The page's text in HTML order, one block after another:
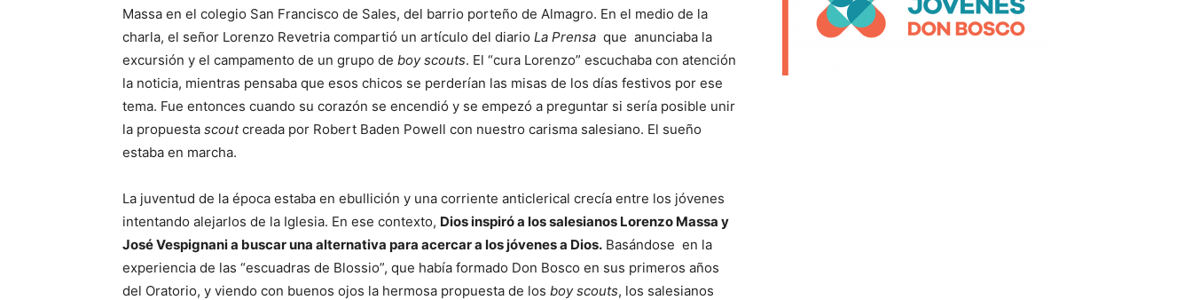
Massa en el colegio San Francisco de Sales, del barrio porteño de Almagro. En el medio de la
charla, el señor Lorenzo Revetria compartió un artículo del diario La Prensa que anunciaba la
excursión y el campamento de un grupo de boy scouts. El “cura Lorenzo” escuchaba con atención
la noticia, mientras pensaba que esos chicos se perderían las misas de los días festivos por ese
tema. Fue entonces cuando su corazón se encendió y se empezó a preguntar si sería posible unir
la propuesta scoutcreada por Robert Baden Powell con nuestro carisma salesiano. El sueño
estaba en marcha.
La juventud de la época estaba en ebullición y una corriente anticlerical crecía entre los jóvenes
intentando alejarlos de la Iglesia. En ese contexto, Dios inspiró a los salesianos Lorenzo Massa y
José Vespignani a buscar una alternativa para acercar a los jóvenes a Dios. Basándose en la
experiencia de las “escuadras de Blossio”, que había formado Don Bosco en sus primeros años
del Oratorio, y viendo con buenos ojos la hermosa propuesta de los boy scouts, los salesianos